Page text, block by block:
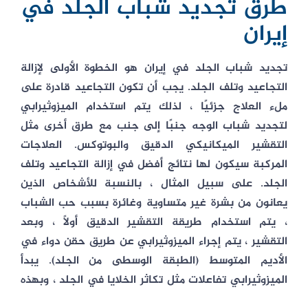
طرق تجديد شباب الجلد في
إيران
تجديد شباب الجلد في إيران هو الخطوة الأولى لإزالة
التجاعيد وتلف الجلد. يجب أن تكون التجاعيد قادرة على
ملء العلاج جزئيًا ، لذلك يتم استخدام الميزوثيرابي
لتجديد شباب الوجه جنبًا إلى جنب مع طرق أخرى مثل
التقشير الميكانيكي الدقيق والبوتوكس. العلاجات
المركبة سيكون لها نتائج أفضل في إزالة التجاعيد وتلف
الجلد. على سبيل المثال ، بالنسبة للأشخاص الذين
يعانون من بشرة غير متساوية وغائرة بسبب حب الشباب
، يتم استخدام طريقة التقشير الدقيق أولاً ، وبعد
التقشير ، يتم إجراء الميزوثيرابي عن طريق حقن دواء في
الأديم المتوسط ​​(الطبقة الوسطى من الجلد). يبدأ
الميزوثيرابي تفاعلات مثل تكاثر الخلايا في الجلد ، وبهذه